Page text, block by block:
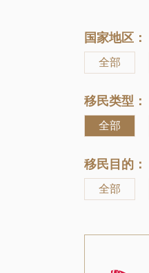
国家地区：
全部
移民类型：
全部
移民目的：
全部